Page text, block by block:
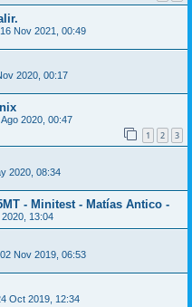
16 Nov 2021, 00:49
2020, 00:17
Ago 2020, 00:47
1 2 3
2020, 08:34
- Minitest - Matías Antico -
13:04
02 Nov 2019, 06:53
Oct 2019, 12:34